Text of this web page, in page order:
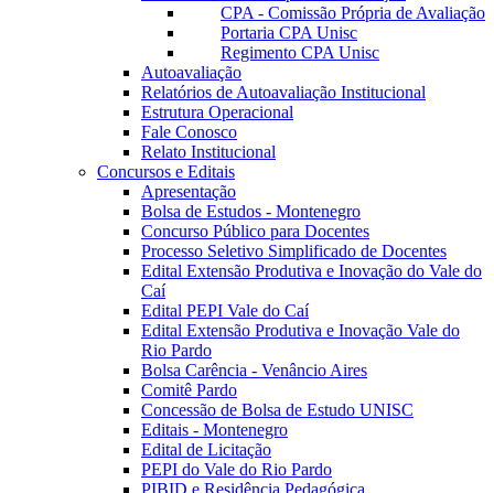
CPA - Comissão Própria de Avaliação
Portaria CPA Unisc
Regimento CPA Unisc
Autoavaliação
Relatórios de Autoavaliação Institucional
Estrutura Operacional
Fale Conosco
Relato Institucional
Concursos e Editais
Apresentação
Bolsa de Estudos - Montenegro
Concurso Público para Docentes
Processo Seletivo Simplificado de Docentes
Edital Extensão Produtiva e Inovação do Vale do
Caí
Edital PEPI Vale do Caí
Edital Extensão Produtiva e Inovação Vale do
Rio Pardo
Bolsa Carência - Venâncio Aires
Comitê Pardo
Concessão de Bolsa de Estudo UNISC
Editais - Montenegro
Edital de Licitação
PEPI do Vale do Rio Pardo